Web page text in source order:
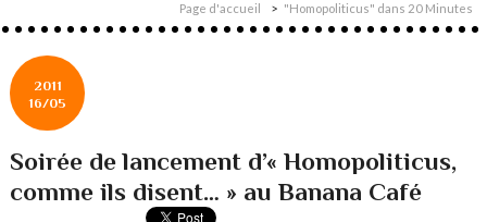
Page d'accueil "Homopoliticus" dans 20 Minutes
2011
16/05
Soirée de lancement d’« Homopoliticus,
comme ils disent… » au Banana Café